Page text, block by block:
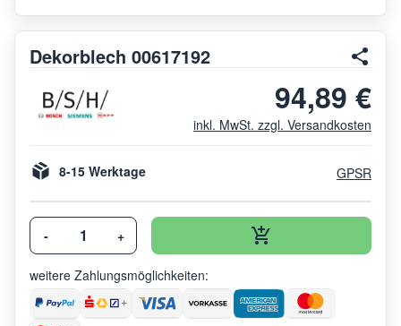
Dekorblech 00617192
94,89 €
inkl. MwSt. zzgl. Versandkosten
8-15 Werktage GPSR
- +
weitere Zahlungsmöglichkeiten: